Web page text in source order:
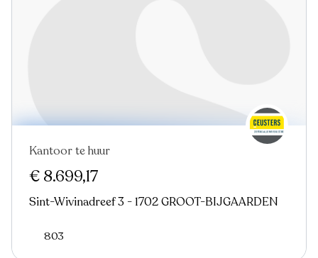
Kantoor te huur
€ 8.699,17
Sint-Wivinadreef 3 - 1702 GROOT-BIJGAARDEN
803